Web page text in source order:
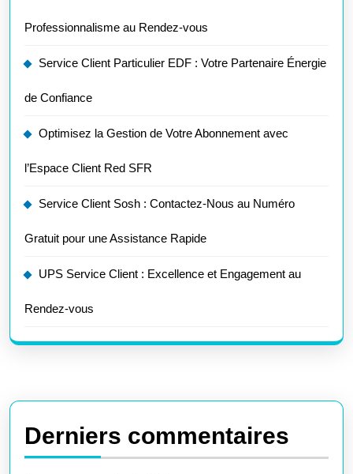
Professionnalisme au Rendez-vous
Service Client Particulier EDF : Votre Partenaire Énergie
de Confiance
Optimisez la Gestion de Votre Abonnement avec
l’Espace Client Red SFR
Service Client Sosh : Contactez-Nous au Numéro
Gratuit pour une Assistance Rapide
UPS Service Client : Excellence et Engagement au
Rendez-vous
Derniers commentaires